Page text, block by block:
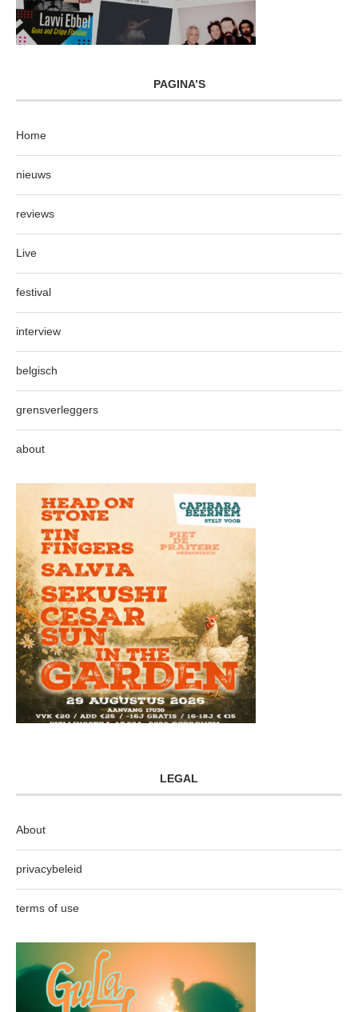
PAGINA’S
Home
nieuws
reviews
Live
festival
interview
belgisch
grensverleggers
about
LEGAL
About
privacybeleid
terms of use